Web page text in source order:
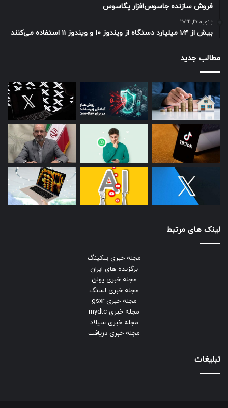
فروش سازنده جاسوس‌افزار پگاسوس
ژانویه 26, 2022
بیش از ۱٫۴ میلیارد دستگاه از ویندوز ۱۰ و ویندوز ۱۱ استفاده می‌کنند
مطالب جدید
لینک های مرتبط
مجله خبری بیکینگ
برگزیده های ایران
مجله خبری یولن
مجله خبری لستک
مجله خبری gsxr
مجله خبری mydtc
مجله خبری سیلاد
مجله خبری دریافت
تبلیغات